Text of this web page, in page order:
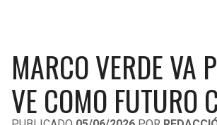
MARCO VERDE VA
VE COMO FUTURO